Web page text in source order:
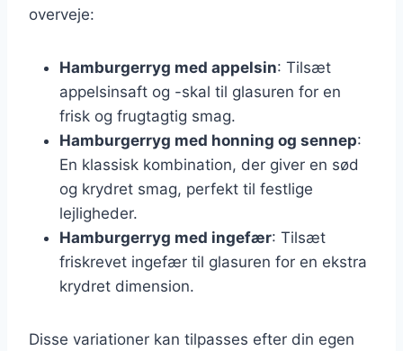
overveje:
Hamburgerryg med appelsin: Tilsæt
appelsinsaft og -skal til glasuren for en
frisk og frugtagtig smag.
Hamburgerryg med honning og sennep:
En klassisk kombination, der giver en sød
og krydret smag, perfekt til festlige
lejligheder.
Hamburgerryg med ingefær: Tilsæt
friskrevet ingefær til glasuren for en ekstra
krydret dimension.
Disse variationer kan tilpasses efter din egen